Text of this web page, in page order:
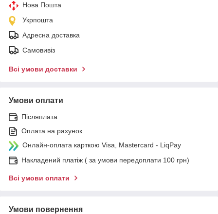
Нова Пошта
Укрпошта
Адресна доставка
Самовивіз
Всі умови доставки
Умови оплати
Післяплата
Оплата на рахунок
Онлайн-оплата карткою Visa, Mastercard - LiqPay
Накладений платіж ( за умови передоплати 100 грн)
Всі умови оплати
Умови повернення